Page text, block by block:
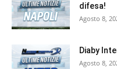
difesa!
Agosto 8,
Diaby
Agosto 8,